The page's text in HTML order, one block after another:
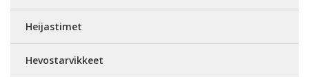
Heijastimet
Hevostarvikkeet